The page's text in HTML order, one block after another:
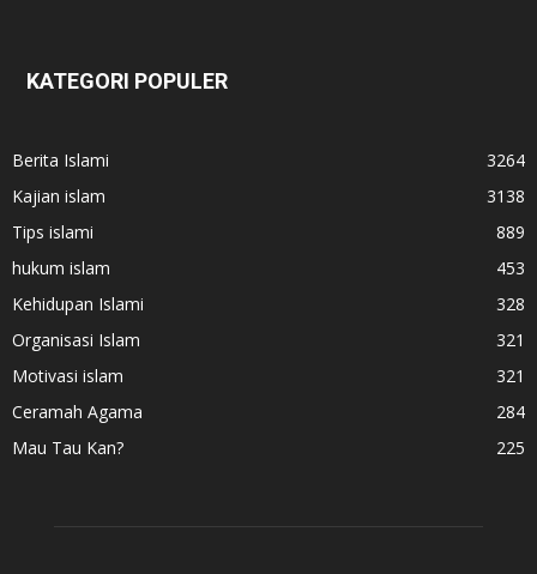
KATEGORI POPULER
Berita Islami
3264
Kajian islam
3138
Tips islami
889
hukum islam
453
Kehidupan Islami
328
Organisasi Islam
321
Motivasi islam
321
Ceramah Agama
284
Mau Tau Kan?
225